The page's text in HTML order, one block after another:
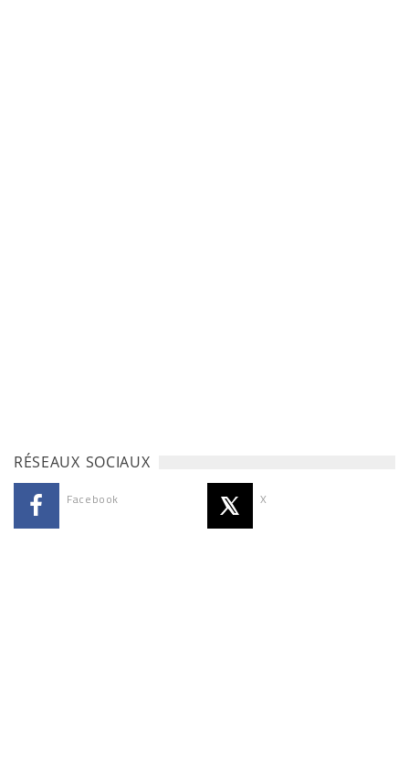
RÉSEAUX SOCIAUX
Facebook X